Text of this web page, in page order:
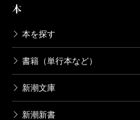
本
本を探す
書籍（単行本など）
新潮文庫
新潮新書